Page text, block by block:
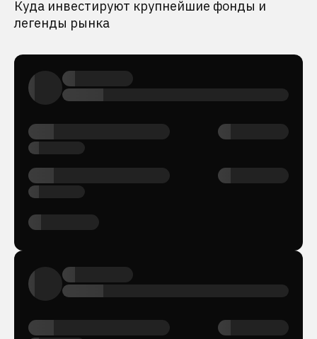
Куда инвестируют крупнейшие фонды и
легенды рынка